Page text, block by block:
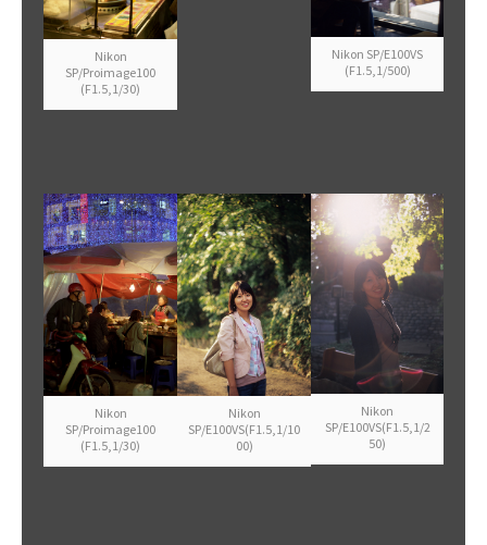
Nikon
SP/Proimage100
(F1.5,1/30)
Nikon SP/E100VS
(F1.5,1/500)
Nikon
SP/Proimage100
(F1.5,1/30)
Nikon
SP/E100VS(F1.5,1/10
00)
Nikon
SP/E100VS(F1.5,1/2
50)